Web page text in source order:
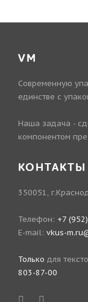
VM
Современную
единстве с
Наша задача -
компонентом
КОНТАКТЫ
350051,
Телефон: +7
E-mail: vkus-
Только для
803-87-00